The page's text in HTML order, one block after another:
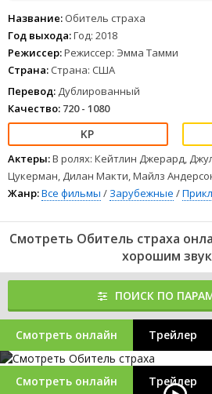
Название: Обитель страха
Год выхода:Год: 2018
Режиссер:Режиссер: Эмма Тамми
Страна: Страна: США
Перевод: Дублированный
Качество: 720 - 1080
Актеры:В ролях: Кейтлин Джерард,
Цукерман, Дилан Макти, Майлз
Жанр:Все фильмы / Зарубежные /
Смотреть Обитель страха
хорошим
ПОИСК ПО
Смотреть онлайн Трейлер
Смотреть онлайн Трейлер